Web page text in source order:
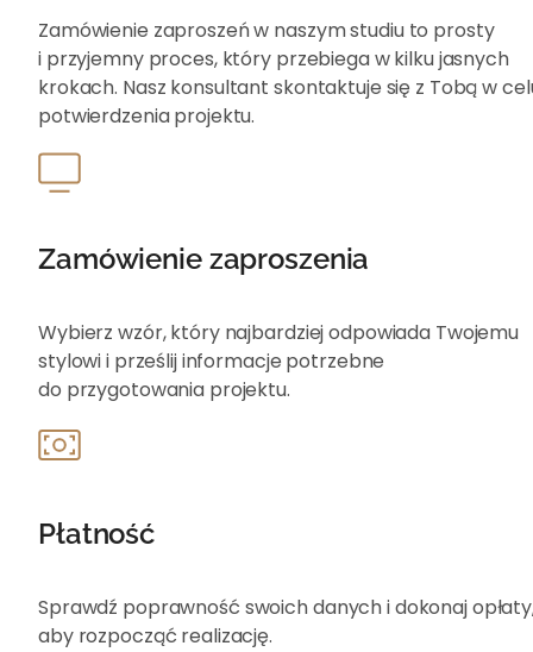
Zamówienie zaproszeń w naszym studiu to prosty
i przyjemny proces, który przebiega w kilku jasnych
krokach. Nasz konsultant skontaktuje się z Tobą w
potwierdzenia projektu.
Zamówienie zaproszenia
Wybierz wzór, który najbardziej odpowiada Twojemu
stylowi i prześlij informacje potrzebne
do przygotowania projektu.
Płatność
Sprawdź poprawność swoich danych i dokonaj
aby rozpocząć realizację.